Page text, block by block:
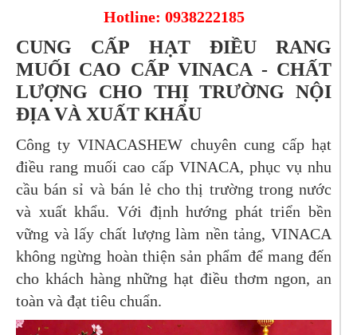
Hotline: 0938222185
CUNG CẤP HẠT ĐIỀU RANG
MUỐI CAO CẤP VINACA - CHẤT
LƯỢNG CHO THỊ TRƯỜNG NỘI
ĐỊA VÀ XUẤT KHẨU
Công ty VINACASHEW chuyên cung cấp hạt
điều rang muối cao cấp VINACA, phục vụ nhu
cầu bán sỉ và bán lẻ cho thị trường trong nước
và xuất khẩu. Với định hướng phát triển bền
vững và lấy chất lượng làm nền tảng, VINACA
không ngừng hoàn thiện sản phẩm để mang đến
cho khách hàng những hạt điều thơm ngon, an
toàn và đạt tiêu chuẩn.